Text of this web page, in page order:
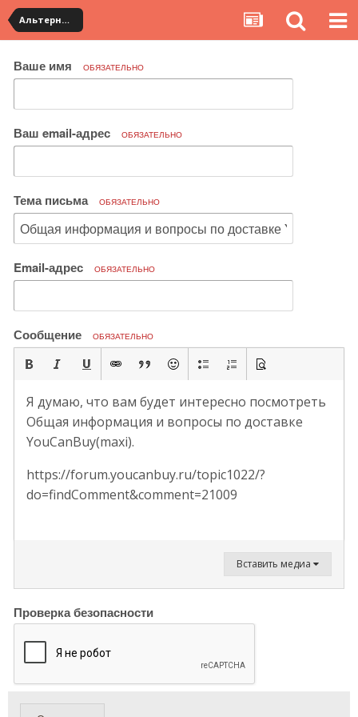
Альтернативная доставка YouCanBuy (maxi)
Ваше имя ОБЯЗАТЕЛЬНО
Ваш email-адрес ОБЯЗАТЕЛЬНО
Тема письма ОБЯЗАТЕЛЬНО
Email-адрес ОБЯЗАТЕЛЬНО
Сообщение ОБЯЗАТЕЛЬНО
Я думаю, что вам будет интересно посмотреть
Общая информация и вопросы по доставке
YouCanBuy(maxi).
https://forum.youcanbuy.ru/topic1022/?
do=findComment&comment=21009
Вставить медиа
Проверка безопасности